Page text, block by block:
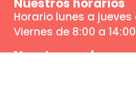
Nuestros horarios
Horario lunes a jueves
Viernes de 8:00 a
Nuestras redes